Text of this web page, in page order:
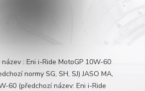
: Eni i-Ride MotoGP 10W-60
normy SG, SH, SJ) JASO MA,
60 (předchozí název: Eni i-Ride